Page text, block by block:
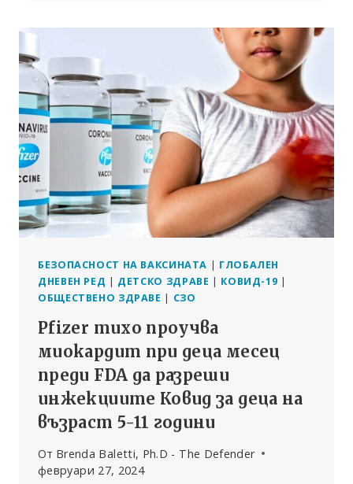
ОРГАН
ЗА
ВАКСИНАЦИЯ
И
ПРОПАГАНДА
КЛИМАТА?
БЕЗОПАСНОСТ НА ВАКСИНАТА | ГЛОБАЛЕН
ДНЕВЕН РЕД | ДЕТСКО ЗДРАВЕ | КОВИД-19 |
ОБЩЕСТВЕНО ЗДРАВЕ | СЗО
Pfizer тихо проучва
миокардит при деца месец
преди FDA да разреши
инжекциите Ковид за деца на
възраст 5-11 години
От Brenda Baletti, Ph.D - The Defender
февруари 27, 2024